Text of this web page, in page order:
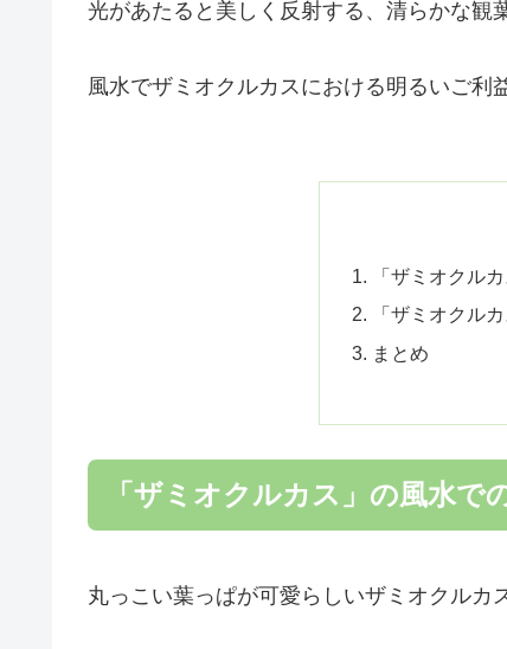
光があたると美しく反射する、清らかな観
風水でザミオクルカスにおける明るいご利
「ザミオクル
「ザミオクル
まとめ
「ザミオクルカス」の風水で
丸っこい葉っぱが可愛らしいザミオクルカス